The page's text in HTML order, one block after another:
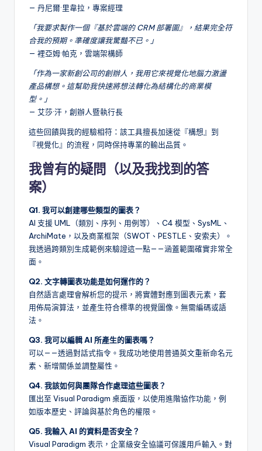
— 丹尼爾·里韋拉，專案經理
「我要求製作一個『基於雲端的 CRM 部署圖』，結果完全符
合我的預期。準確度讓我驚豔不已。」
— 裡亞姆·帕克，雲端架構師
「作為一家新創公司的創辦人，我用它來視覺化地腦力激盪
產品構想。這幫助我快速將想法轉化為結構化的商業模
型。」
— 艾莎·汗，創辦人暨執行長
這些回饋與我的經驗相符：該工具擅長加速從『構想』到
『視覺化』的流程，同時保持專業的輸出品質。
我曾有的疑問（以及我找到的答
案）
Q1. 我可以創建哪些類型的圖表？
AI 支援 UML（類別、序列、用例等）、C4 模型、SysML、
ArchiMate，以及商業框架（SWOT、PESTLE、安索夫）。
我透過跨類別生成範例來驗證這一點——涵蓋範圍確實非常全
面。
Q2. 文字轉圖表功能是如何運作的？
自然語言處理會解析您的提示，將實體對應到圖表元素，套
用佈局演算法，並產生符合標準的視覺圖像。無需編碼或語
法。
Q3. 我可以編輯 AI 所產生的圖表嗎？
可以——透過對話式指令。我成功地使用普通英文重新命名元
素、新增關係並調整屬性。
Q4. 我該如何與團隊合作處理這些圖表？
匯出至 Visual Paradigm 桌面版，以使用進階協作功能，例
如版本歷史、評論與基於角色的權限。
Q5. 我輸入 AI 的資料是否安全？
Visual Paradigm 表示，企業級安全協議可保護用戶輸入。對